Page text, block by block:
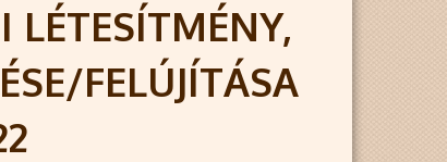
LÉTESÍTMÉNY,
FELÚJÍTÁSA